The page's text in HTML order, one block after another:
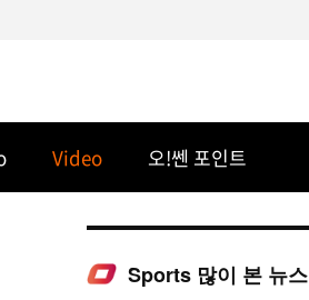
Video 오!쎈 포인트
Sports 많이 본 뉴스